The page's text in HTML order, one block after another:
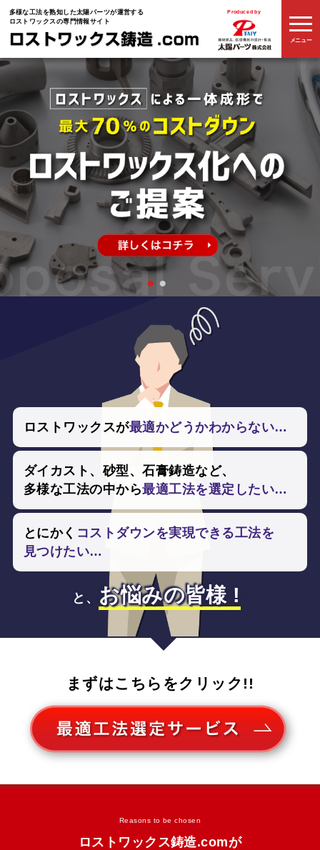
多様な工法を熟知した太陽パーツが運営する
ロストワックスの専門情報サイト
Produced by
メニュー
ロストワックスが最適かどうかわからない…
ダイカスト、砂型、石膏鋳造など、
多様な工法の中から最適工法を選定したい…
とにかく コストダウンを実現できる工法を
見つけたい…
と、 お悩みの皆様 !
まずはこちらをクリック!!
Reasons to be chosen
ロストワックス鋳造.comが